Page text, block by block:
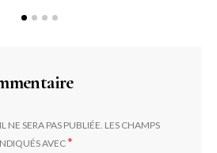
NE SERA PAS PUBLIÉE. LES CHAMPS
AVEC*